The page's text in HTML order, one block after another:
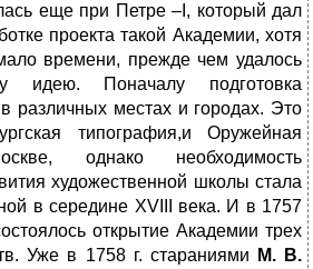
еще при Петре –I, который дал
проекта такой Академии, хотя
времени, прежде чем удалось
идею. Поначалу подготовка
различных местах и городах. Это
типография,и Оружейная
однако необходимость
художественной школы стала
в середине XVIII века. И в 1757
открытие Академии трех
Уже в 1758 г. стараниями
М. В.